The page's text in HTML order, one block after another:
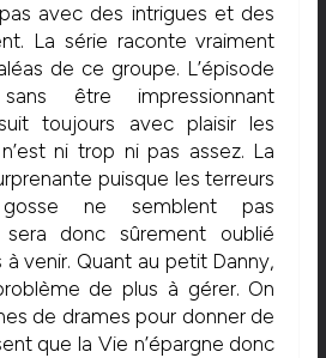
avec des intrigues et des
La série raconte vraiment
de ce groupe. L’épisode
être impressionnant
toujours avec plaisir les
ni trop ni pas assez. La
puisque les terreurs
ne semblent pas
donc sûrement oublié
venir. Quant au petit Danny,
de plus à gérer. On
de drames pour donner de
que la Vie n’épargne donc